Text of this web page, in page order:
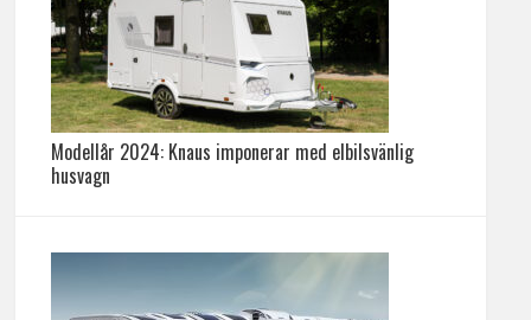
Modellår 2024: Knaus imponerar med elbilsvänlig
husvagn